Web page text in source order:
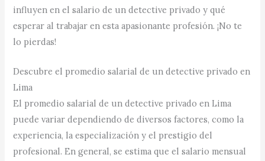
influyen en el salario de un detective privado y qué
esperar al trabajar en esta apasionante profesión. ¡No te
lo pierdas!
Descubre el promedio salarial de un detective privado en
Lima
El promedio salarial de un detective privado en Lima
puede variar dependiendo de diversos factores, como la
experiencia, la especialización y el prestigio del
profesional. En general, se estima que el salario mensual